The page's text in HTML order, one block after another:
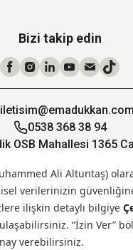
Ali Altuntaş)
verilerinizin
ilişkin detaylı bilgiye
“İzin Ver”
verebilirsiniz.
Bizi takip edin
iletisim@emadukkan.com
0538 368 38 94
OSB Mahallesi 1365
Öne Çıkanlar
Hakkımızda